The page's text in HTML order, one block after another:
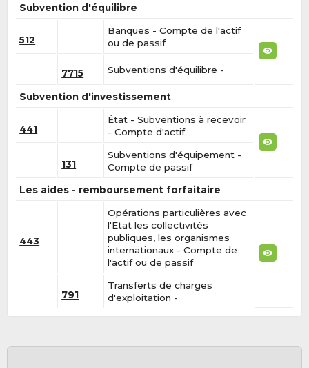
Subvention d'équilibre
512
Banques - Compte de l'actif
ou de passif
7715 Subventions d'équilibre -
Subvention d'investissement
441
État - Subventions à recevoir
- Compte d'actif
131
Subventions d'équipement -
Compte de passif
Les aides - remboursement forfaitaire
443
Opérations particulières avec
l'Etat les collectivités
publiques, les organismes
internationaux - Compte de
l'actif ou de passif
791
Transferts de charges
d'exploitation -